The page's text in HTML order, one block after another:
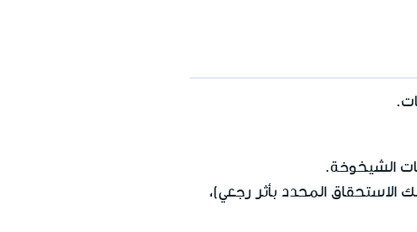
الشيخوخة.
الاستحقاق المحدد بأثر رجعي)،